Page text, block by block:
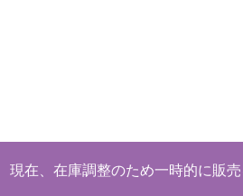
現在、在庫調整のため一時的に販売